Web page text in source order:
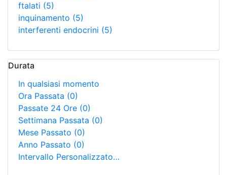
ftalati (5)
inquinamento (5)
interferenti endocrini (5)
Durata
In qualsiasi momento
Ora Passata (0)
Passate 24 Ore (0)
Settimana Passata (0)
Mese Passato (0)
Anno Passato (0)
Intervallo Personalizzato…